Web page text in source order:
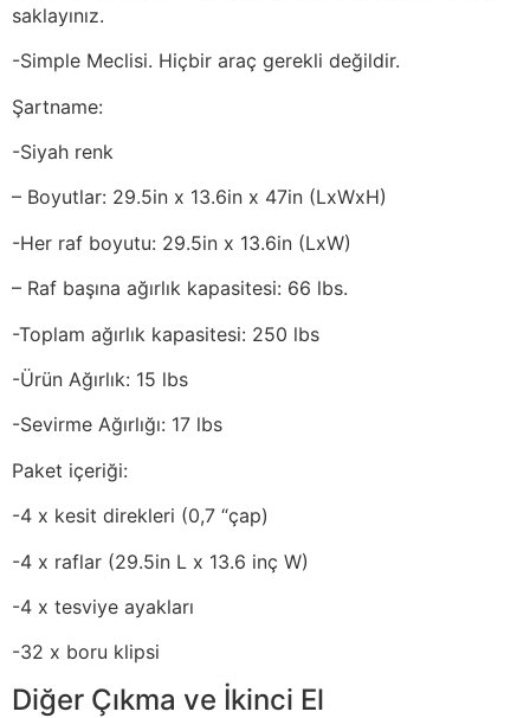
saklayınız.
-Simple Meclisi. Hiçbir araç gerekli değildir.
Şartname:
-Siyah renk
– Boyutlar: 29.5in x 13.6in x 47in (LxWxH)
-Her raf boyutu: 29.5in x 13.6in (LxW)
– Raf başına ağırlık kapasitesi: 66 lbs.
-Toplam ağırlık kapasitesi: 250 lbs
-Ürün Ağırlık: 15 lbs
-Sevirme Ağırlığı: 17 lbs
Paket içeriği:
-4 x kesit direkleri (0,7 “çap)
-4 x raflar (29.5in L x 13.6 inç W)
-4 x tesviye ayakları
-32 x boru klipsi
Diğer Çıkma ve İkinci El